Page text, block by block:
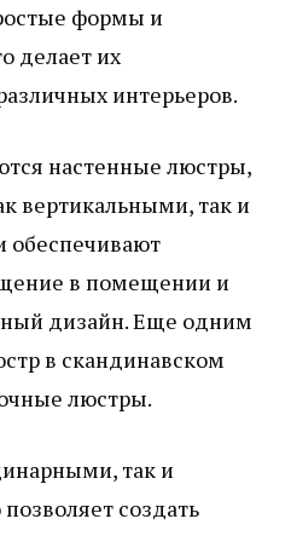
формы и
делает их
интерьеров.
настенные люстры,
вертикальными, так и
обеспечивают
в помещении и
дизайн. Еще одним
в скандинавском
люстры.
так и
создать